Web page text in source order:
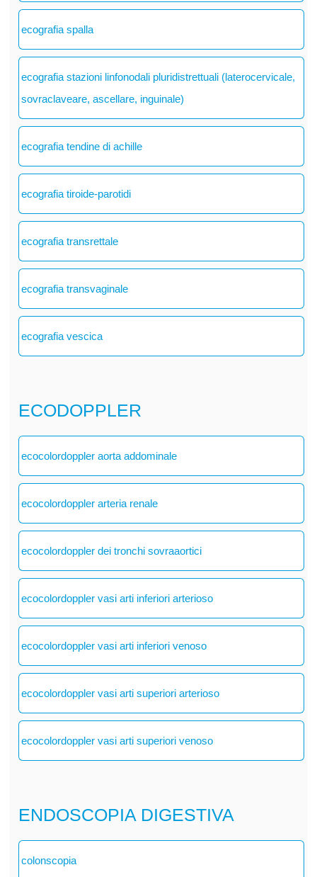
ecografia spalla
ecografia stazioni linfonodali pluridistrettuali (laterocervicale,
sovraclaveare, ascellare, inguinale)
ecografia tendine di achille
ecografia tiroide-parotidi
ecografia transrettale
ecografia transvaginale
ecografia vescica
ECODOPPLER
ecocolordoppler aorta addominale
ecocolordoppler arteria renale
ecocolordoppler dei tronchi sovraaortici
ecocolordoppler vasi arti inferiori arterioso
ecocolordoppler vasi arti inferiori venoso
ecocolordoppler vasi arti superiori arterioso
ecocolordoppler vasi arti superiori venoso
ENDOSCOPIA DIGESTIVA
colonscopia